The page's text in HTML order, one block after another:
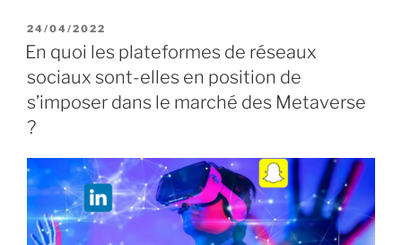
P
U
B
L
É
L
24/04/2022
En quoi les plateformes de réseaux
sociaux sont-elles en position de
s’imposer dans le marché des Metaverse
?